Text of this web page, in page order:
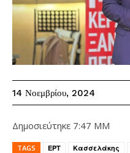
14 Νοεμβρίου, 2024
Δημοσιεύτηκε 7:47 ΜΜ
TAGS ΕΡΤ Κασσελάκης